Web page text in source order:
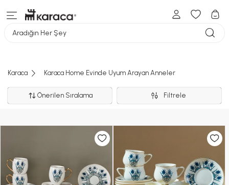
Aradığın Her Şey
Karaca Karaca Home Evinde Uyum Arayan Anneler
Önerilen Sıralama Filtrele